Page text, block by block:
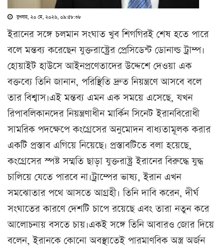
বুধবার, ২০ মে, ২০২৬, ০৯:৫৮:৩৮
ইরানের সঙ্গে চলমান সংঘাত খুব শিগগিরই শেষ হতে পারে
বলে মন্তব্য করেছেন যুক্তরাষ্ট্রের প্রেসিডেন্ট ডোনাল্ড ট্রাম্প।
হোয়াইট হাউসে আইনপ্রণেতাদের উদ্দেশে দেওয়া এক
বক্তব্যে তিনি জানান, পরিস্থিতি দ্রুত নিয়ন্ত্রণে আসবে বলে
তার বিশ্বাস।এই মন্তব্য এমন এক সময়ে এসেছে, যখন
রিপাবলিকানদের নিয়ন্ত্রণাধীন মার্কিন সিনেট ইরানবিরোধী
সামরিক পদক্ষেপে কংগ্রেসের অনুমোদন বাধ্যতামূলক করার
একটি প্রস্তাব এগিয়ে নিয়েছে। প্রস্তাবটিতে বলা হয়েছে,
কংগ্রেসের স্পষ্ট সম্মতি ছাড়া যুক্তরাষ্ট্র ইরানের বিরুদ্ধে যুদ্ধ
চালিয়ে যেতে পারবে না।ট্রাম্পের ভাষ্য, ইরান এখন
সমঝোতার পথে আসতে আগ্রহী। তিনি দাবি করেন, দীর্ঘ
সংঘাতের কারণে দেশটি চাপে রয়েছে এবং তারা নতুন করে
আলোচনায় বসতে চায়।একই সঙ্গে তিনি আবারও জোর দিয়ে
বলেন, ইরানকে কোনো অবস্থাতেই পারমাণবিক অস্ত্র অর্জন